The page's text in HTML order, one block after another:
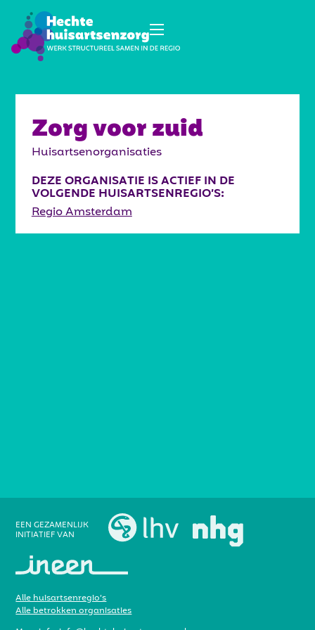
Zorg voor zuid
Huisartsenorganisaties
DEZE ORGANISATIE IS ACTIEF IN DE
VOLGENDE HUISARTSENREGIO’S:
Regio Amsterdam
EEN GEZAMENLIJK
INITIATIEF VAN
Alle huisartsenregio’s
Alle betrokken organisaties